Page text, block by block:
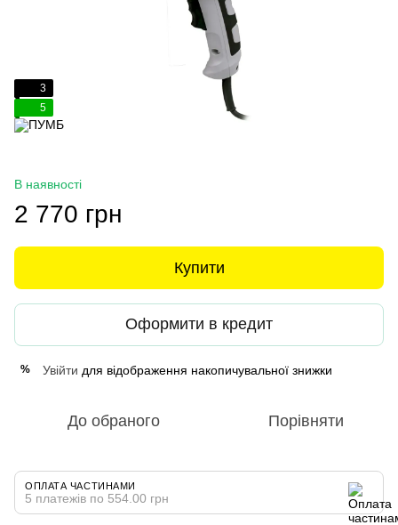
3
5
В наявності
2 770 грн
Купити
Оформити в кредит
% Увійти для відображення накопичувальної знижки
До обраного Порівняти
ОПЛАТА ЧАСТИНАМИ
5 платежів по 554.00 грн